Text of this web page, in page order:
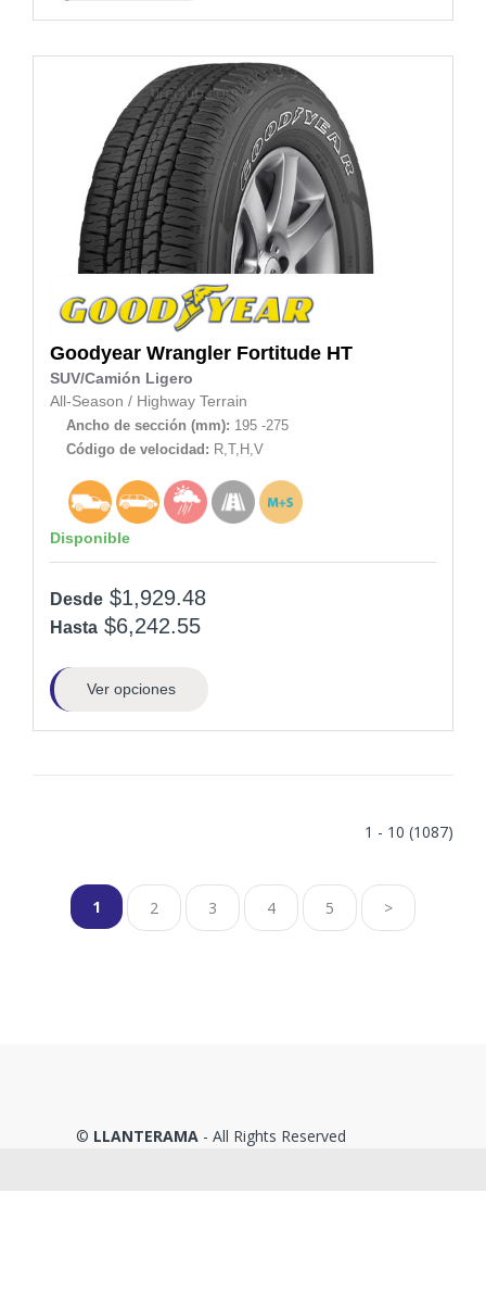
Goodyear Wrangler Fortitude HT
SUV/Camión Ligero
All-Season / Highway Terrain
Ancho de sección (mm): 195 -275
Código de velocidad: R,T,H,V
Disponible
Desde $1,929.48
Hasta $6,242.55
Ver opciones
1 - 10 (1087)
1 2 3 4 5 >
© LLANTERAMA - All Rights Reserved